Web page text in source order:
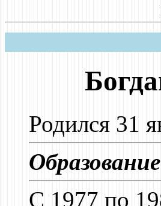
Родился 31
Образование
C 1977 по